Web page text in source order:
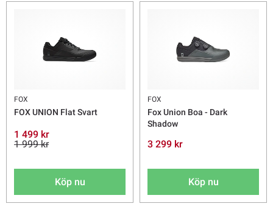
FOX
FOX UNION Flat Svart
1 499 kr
1 999 kr
Köp nu
FOX
Fox Union Boa - Dark
Shadow
3 299 kr
Köp nu